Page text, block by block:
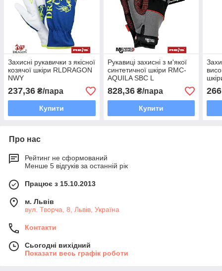
Захисні рукавички з якісної
козячої шкіри RLDRAGON
NWY
237,36 ₴/пара
Купити
Рукавиці захисні з м'якої
синтетичної шкіри RMC-
AQUILA SBC L
828,36₴/пара
Купити
Про нас
Рейтинг не сформований
Менше 5 відгуків за останній рік
Працює з 15.10.2013
м. Львів
вул. Творча, 8, Львів, Україна
Контакти
Сьогодні вихідний
Показати весь графік роботи